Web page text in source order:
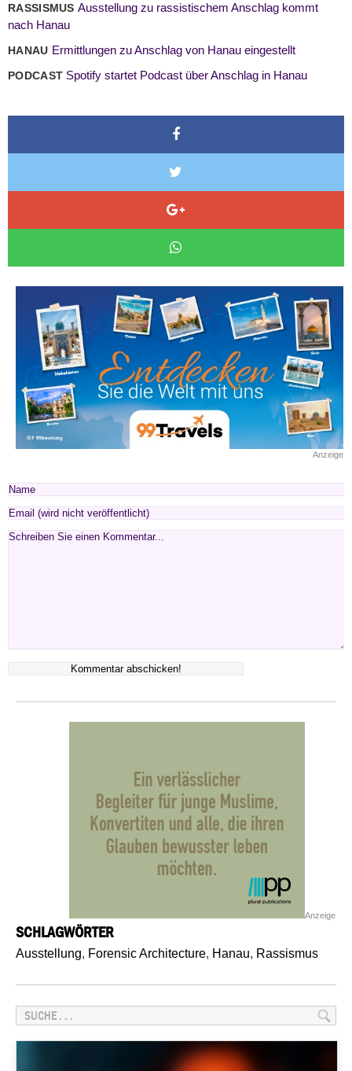
RASSISMUS Ausstellung zu rassistischem Anschlag kommt
nach Hanau
HANAU Ermittlungen zu Anschlag von Hanau eingestellt
PODCAST Spotify startet Podcast über Anschlag in Hanau
Anzeige
Anzeige
SCHLAGWÖRTER
Ausstellung, Forensic Architecture, Hanau, Rassismus